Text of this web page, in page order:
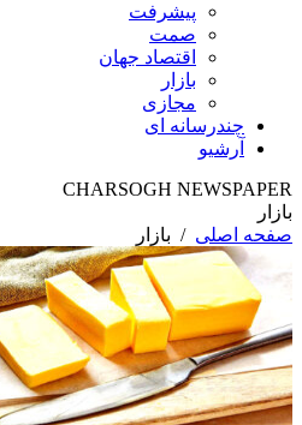
پیشرفت
صمت
اقتصاد جهان
بازار
مجازی
چندرسانه ای
آرشیو
CHARSOGH NEWSPAPER
بازار
صفحه اصلی / بازار